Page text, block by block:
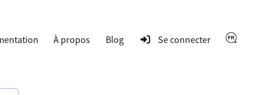
À propos Blog Se connecter